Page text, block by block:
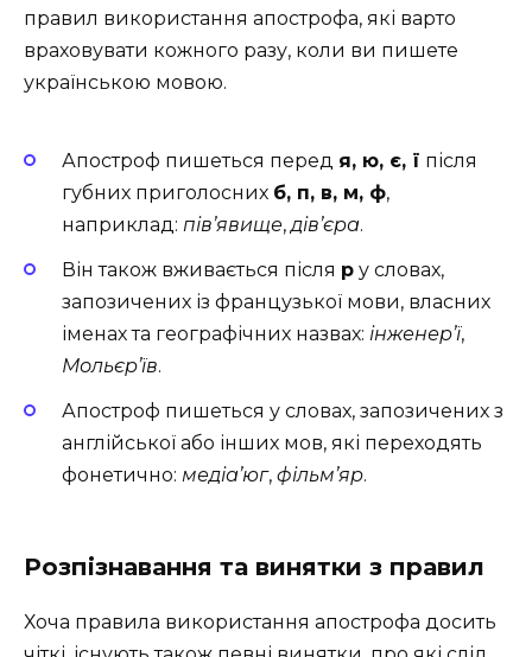
правил використання апострофа, які варто
враховувати кожного разу, коли ви пишете
українською мовою.
Апостроф пишеться перед я, ю, є, ї після
губних приголосних б, п, в, м, ф,
наприклад: пів’явище, дів’єра.
Він також вживається після р у словах,
запозичених із французької мови, власних
іменах та географічних назвах: інженер’ї,
Мольєр’їв.
Апостроф пишеться у словах, запозичених з
англійської або інших мов, які переходять
фонетично: медіа’юг, фільм’яр.
Розпізнавання та винятки з правил
Хоча правила використання апострофа досить